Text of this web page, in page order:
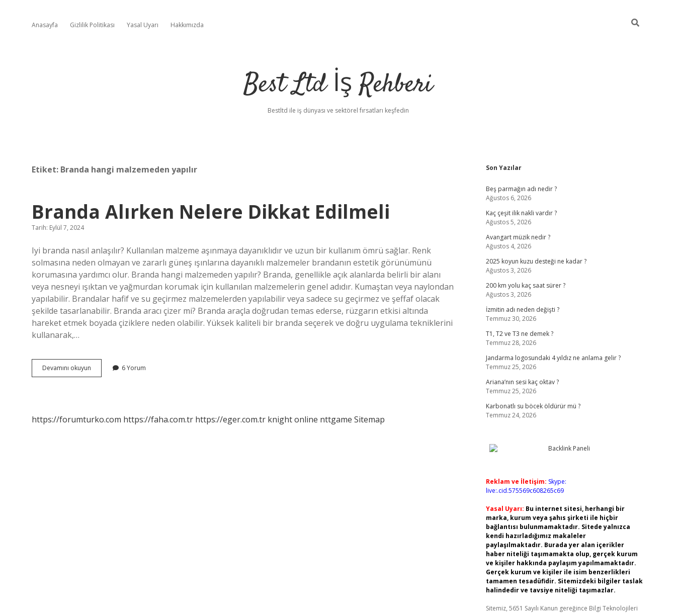
Anasayfa Gizlilik Politikası Yasal Uyarı Hakkımızda
Best Ltd İş Rehberi
Bestltd ile iş dünyası ve sektörel fırsatları keşfedin
Etiket: Branda hangi malzemeden yapılır
Branda Alırken Nelere Dikkat Edilmeli
Tarih: Eylül 7, 2024
Iyi branda nasıl anlaşılır? Kullanılan malzeme aşınmaya dayanıklıdır ve uzun bir kullanım ömrü sağlar. Renk
solmasına neden olmayan ve zararlı güneş ışınlarına dayanıklı malzemeler brandanın estetik görünümünü
korumasına yardımcı olur. Branda hangi malzemeden yapılır? Branda, genellikle açık alanlarda belirli bir alanı
veya nesneyi ışıktan ve yağmurdan korumak için kullanılan malzemelerin genel adıdır. Kumaştan veya naylondan
yapılabilir. Brandalar hafif ve su geçirmez malzemelerden yapılabilir veya sadece su geçirmez ve şeffaf olacak
şekilde tasarlanabilir. Branda aracı çizer mi? Branda araçla doğrudan temas ederse, rüzgarın etkisi altında
hareket etmek boyada çiziklere neden olabilir. Yüksek kaliteli bir branda seçerek ve doğru uygulama tekniklerini
kullanarak,…
Devamını okuyun
Alırken
6 Yorum
https://forumturko.com https://faha.com.tr https://eger.com.tr knight online nttgame Sitemap
Sidebar
Son Yazılar
Beş parmağın adı nedir ?
Ağustos 6, 2026
Kaç çeşit ilik nakli vardır ?
Ağustos 5, 2026
Avangart müzik nedir ?
Ağustos 4, 2026
2025 koyun kuzu desteği ne kadar ?
Ağustos 3, 2026
200 km yolu kaç saat sürer ?
Ağustos 3, 2026
İzmitin adı neden değişti ?
Temmuz 30, 2026
T1, T2 ve T3 ne demek ?
Temmuz 28, 2026
Jandarma logosundaki 4 yıldız ne anlama gelir ?
Temmuz 25, 2026
Ariana’nın sesi kaç oktav ?
Temmuz 25, 2026
Karbonatlı su böcek öldürür mü ?
Temmuz 24, 2026
Reklam ve İletişim: Skype:
live:.cid.575569c608265c69
Yasal Uyarı: Bu internet sitesi, herhangi bir
marka, kurum veya şahıs şirketi ile hiçbir
bağlantısı bulunmamaktadır. Sitede yalnızca
kendi hazırladığımız makaleler
paylaşılmaktadır. Burada yer alan içerikler
haber niteliği taşımamakta olup, gerçek kurum
ve kişiler hakkında paylaşım yapılmamaktadır.
Gerçek kurum ve kişiler ile isim benzerlikleri
tamamen tesadüfidir. Sitemizdeki bilgiler taslak
halindedir ve tavsiye niteliği taşımazlar.
Sitemiz, 5651 Sayılı Kanun gereğince Bilgi Teknolojileri